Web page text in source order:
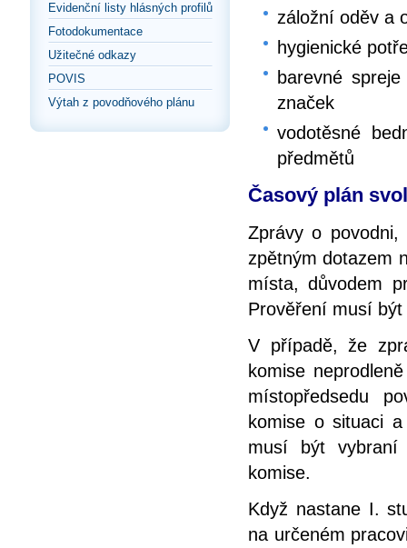
Evidenční listy hlásných profilů
Fotodokumentace
Užitečné odkazy
POVIS
Výtah z povodňového plánu
záložní oděv a
hygienické
barevné
značek
vodotěsné
předmětů
Časový plán
Zprávy o
zpětným dotazem
místa, důvodem
Prověření musí
V případě, že
komise
místopředsedu
komise o situaci
musí být vybraní
komise.
Když nastane I.
na určeném